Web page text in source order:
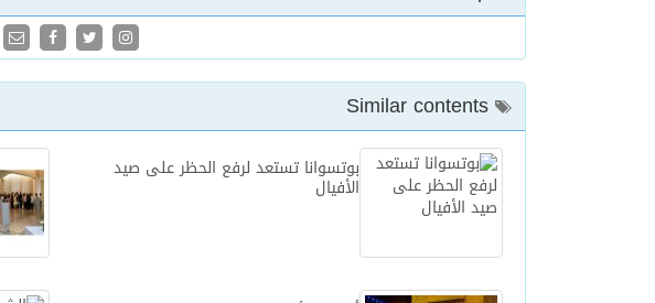
بوتسوانا تستعد لرفع الحظر على صيد
الأفيال